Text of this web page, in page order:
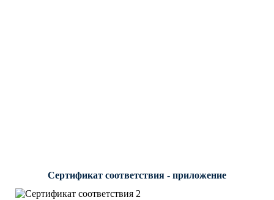
Сертификат соответствия - приложение